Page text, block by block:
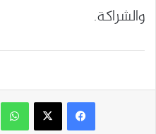
والشراكة.